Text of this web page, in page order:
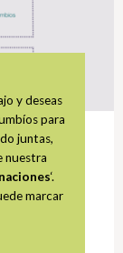
y deseas
para
juntas,
nuestra
‘.
marcar